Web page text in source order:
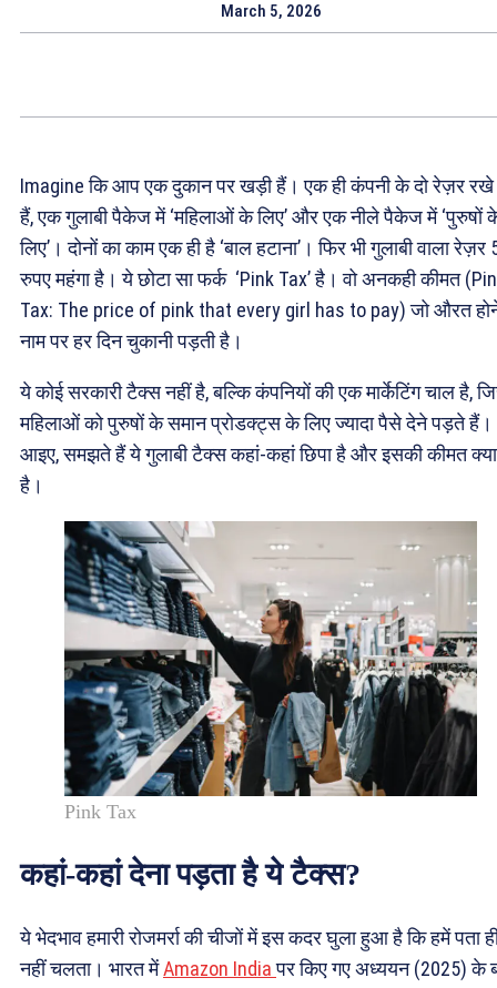
March 5, 2026
Imagine कि आप एक दुकान पर खड़ी हैं। एक ही कंपनी के दो रेज़र रखे
हैं, एक गुलाबी पैकेज में ‘महिलाओं के लिए’ और एक नीले पैकेज में ‘पुरुषों
लिए’। दोनों का काम एक ही है ‘बाल हटाना’। फिर भी गुलाबी वाला रेज़र
रुपए महंगा है। ये छोटा सा फर्क ‘Pink Tax’ है। वो अनकही कीमत
Tax: The price of pink that every girl has to pay) जो औरत
नाम पर हर दिन चुकानी पड़ती है।
ये कोई सरकारी टैक्स नहीं है, बल्कि कंपनियों की एक मार्केटिंग चाल है,
महिलाओं को पुरुषों के समान प्रोडक्ट्स के लिए ज्यादा पैसे देने पड़ते हैं।
आइए, समझते हैं ये गुलाबी टैक्स कहां-कहां छिपा है और इसकी कीमत क्या
है।
Pink Tax
कहां-कहां देना पड़ता है ये टैक्स?
ये भेदभाव हमारी रोजमर्रा की चीजों में इस कदर घुला हुआ है कि हमें पता
नहीं चलता। भारत मेंAmazon Indiaपर किए गए अध्ययन (2025) के